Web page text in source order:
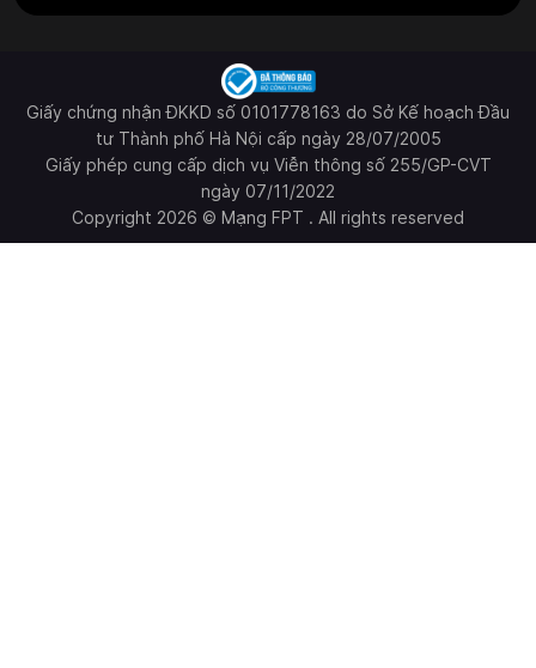
Giấy chứng nhận ĐKKD số 0101778163 do Sở Kế hoạch Đầu
tư Thành phố Hà Nội cấp ngày 28/07/2005
Giấy phép cung cấp dịch vụ Viễn thông số 255/GP-CVT
ngày 07/11/2022
Copyright 2026 © Mạng FPT . All rights reserved